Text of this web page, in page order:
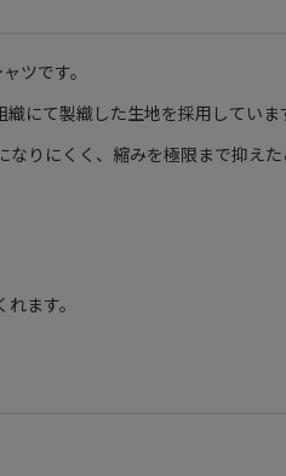
ツです。
にて製織した生地を採用していま
りにくく、縮みを極限まで抑え
ます。